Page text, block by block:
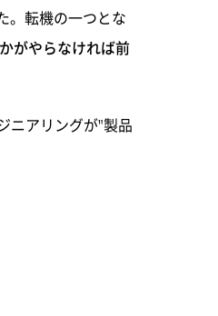
。転機の一つとな
かがやらなければ前
ニアリングが"製品